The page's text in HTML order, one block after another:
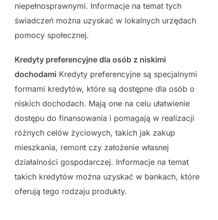
niepełnosprawnymi. Informacje na temat tych
świadczeń można uzyskać w lokalnych urzędach
pomocy społecznej.
Kredyty preferencyjne dla osób z niskimi
dochodami Kredyty preferencyjne są specjalnymi
formami kredytów, które są dostępne dla osób o
niskich dochodach. Mają one na celu ułatwienie
dostępu do finansowania i pomagają w realizacji
różnych celów życiowych, takich jak zakup
mieszkania, remont czy założenie własnej
działalności gospodarczej. Informacje na temat
takich kredytów można uzyskać w bankach, które
oferują tego rodzaju produkty.